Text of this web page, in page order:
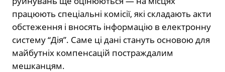
працюють спеціальні комісії, які складають акти
обстеження і вносять інформацію в електронну
систему “Дія”. Саме ці дані стануть основою для
майбутніх компенсацій постраждалим
мешканцям.